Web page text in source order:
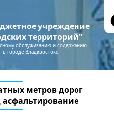
учреждение
территорий"
обслуживанию и содержанию
городе Владивостоке
метров дорог
асфальтирование